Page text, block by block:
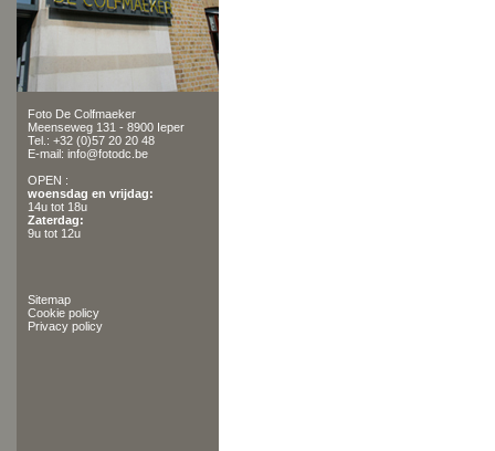
Foto De Colfmaeker
Meenseweg 131 - 8900 Ieper
Tel.: +32 (0)57 20 20 48
E-mail: info@fotodc.be
OPEN :
woensdag en vrijdag:
14u tot 18u
Zaterdag:
9u tot 12u
Sitemap
Cookie policy
Privacy policy